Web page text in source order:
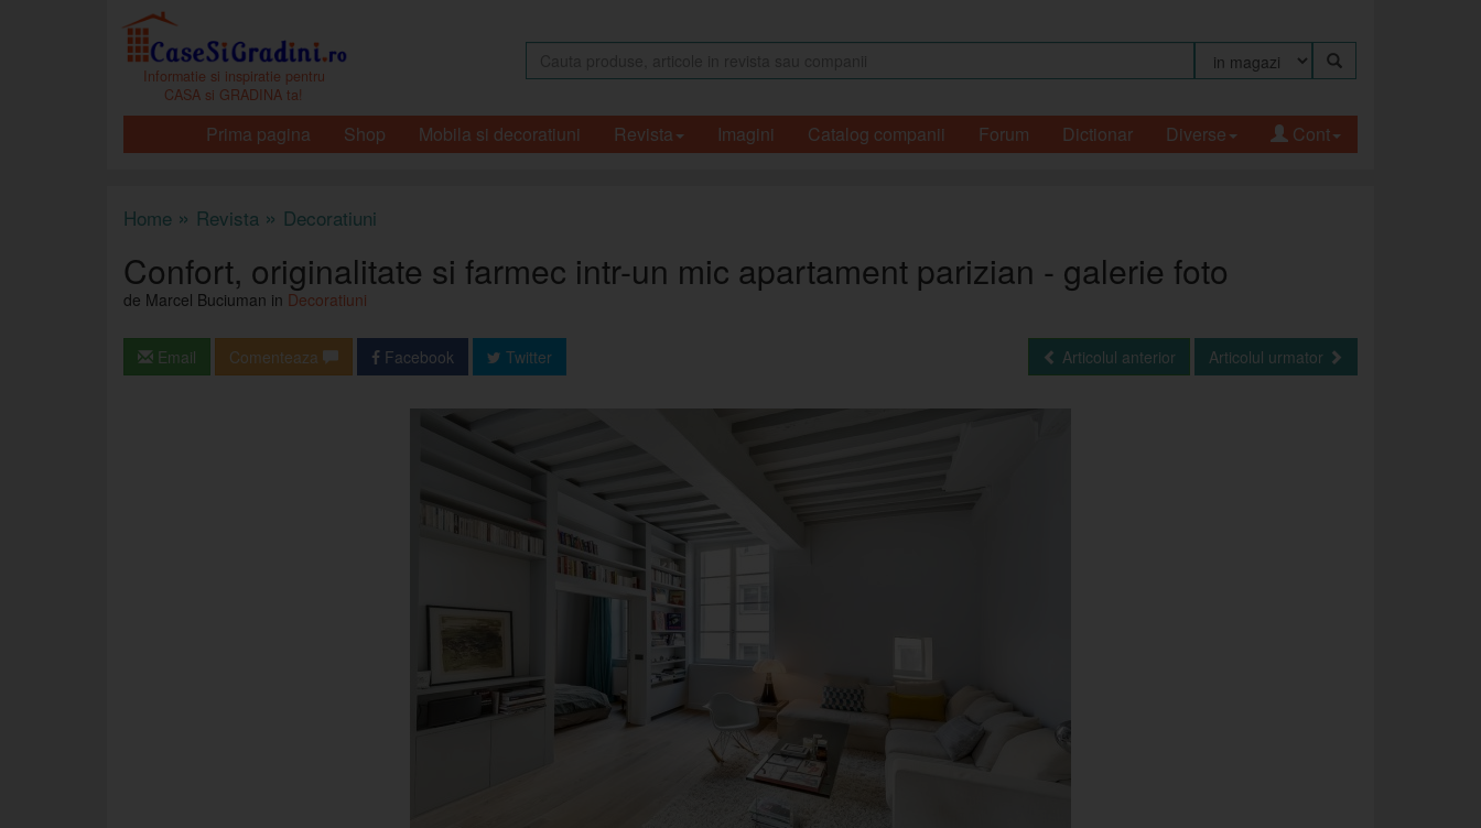
Informatie si inspiratie pentru
CASA si GRADINA ta!
Prima pagina Shop Mobila si decoratiuni Revista Imagini Catalog companii Forum Dictionar Cont
Diverse
Home » Revista » Decoratiuni
Confort, originalitate si farmec intr-un mic apartament parizian - galerie foto
de Marcel Buciuman in Decoratiuni
Email Comenteaza Facebook Twitter Articolul anterior Articolul urmator